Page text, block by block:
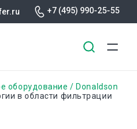
+7 (495) 990-25-55
оборудование
Donaldson
в области фильтрации